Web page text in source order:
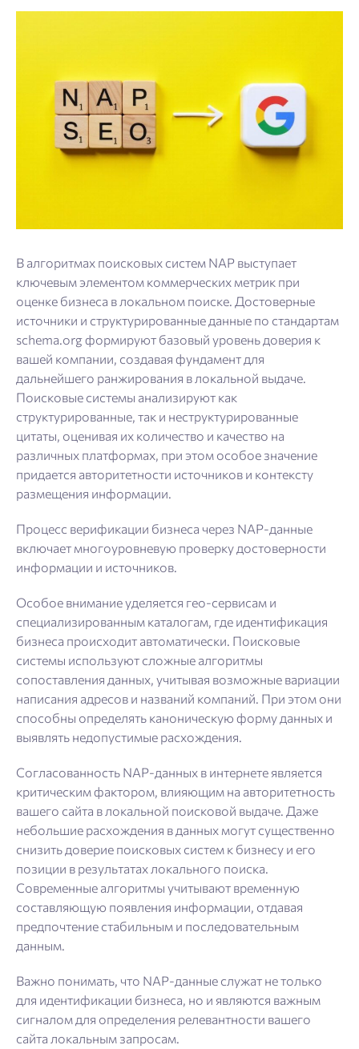
В алгоритмах поисковых систем NAP выступает
ключевым элементом коммерческих метрик при
оценке бизнеса в локальном поиске. Достоверные
источники и структурированные данные по стандартам
schema.org формируют базовый уровень доверия к
вашей компании, создавая фундамент для
дальнейшего ранжирования в локальной выдаче.
Поисковые системы анализируют как
структурированные, так и неструктурированные
цитаты, оценивая их количество и качество на
различных платформах, при этом особое значение
придается авторитетности источников и контексту
размещения информации.
Процесс верификации бизнеса через NAP-данные
включает многоуровневую проверку достоверности
информации и источников.
Особое внимание уделяется гео-сервисам и
специализированным каталогам, где идентификация
бизнеса происходит автоматически. Поисковые
системы используют сложные алгоритмы
сопоставления данных, учитывая возможные вариации
написания адресов и названий компаний. При этом они
способны определять каноническую форму данных и
выявлять недопустимые расхождения.
Согласованность NAP-данных в интернете является
критическим фактором, влияющим на авторитетность
вашего сайта в локальной поисковой выдаче. Даже
небольшие расхождения в данных могут существенно
снизить доверие поисковых систем к бизнесу и его
позиции в результатах локального поиска.
Современные алгоритмы учитывают временную
составляющую появления информации, отдавая
предпочтение стабильным и последовательным
данным.
Важно понимать, что NAP-данные служат не только
для идентификации бизнеса, но и являются важным
сигналом для определения релевантности вашего
сайта локальным запросам.